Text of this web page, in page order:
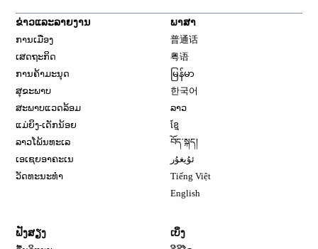
ຂ່າວແລະລາຍງານ
ການເມືອງ
ເສດຖະກິດ
ການຄ້າມະນຸດ
ສຸຂະພາບ
ສະພາບແວດລ້ອມ
ແມ່ຍິງ-ເດັກນ້ອຍ
ລາວໂພ້ນທະເລ
ເອເຊຍອາຄະເນ
ວັດທະນະທຳ
ພາສາ
普通话
粤语
မြန်မာ
한국어
ລາວ
ខ្មែ
བོད་སྐད།
ئۇيغۇر
Tiếng Việt
English
ຟັງສຽງ
ເບິ່ງ